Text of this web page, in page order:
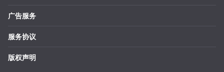
广告服务
服务协议
版权声明